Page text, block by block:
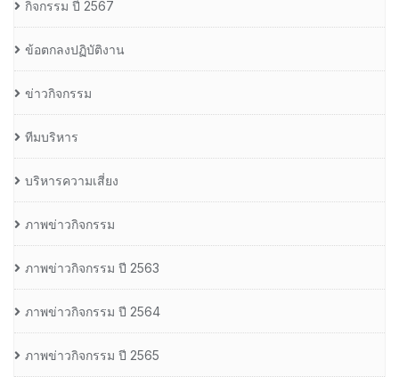
กิจกรรม ปี 2567
ข้อตกลงปฏิบัติงาน
ข่าวกิจกรรม
ทีมบริหาร
บริหารความเสี่ยง
ภาพข่าวกิจกรรม
ภาพข่าวกิจกรรม ปี 2563
ภาพข่าวกิจกรรม ปี 2564
ภาพข่าวกิจกรรม ปี 2565